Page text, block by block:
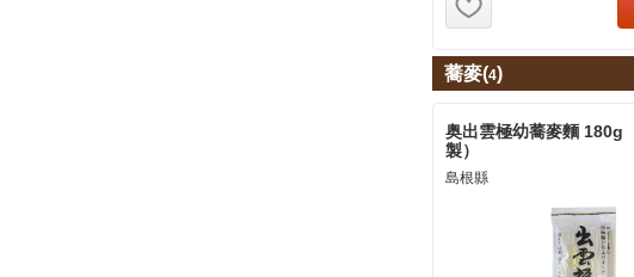
蕎麥(4)
奥出雲極幼蕎麥麵 180g
製）
島根縣